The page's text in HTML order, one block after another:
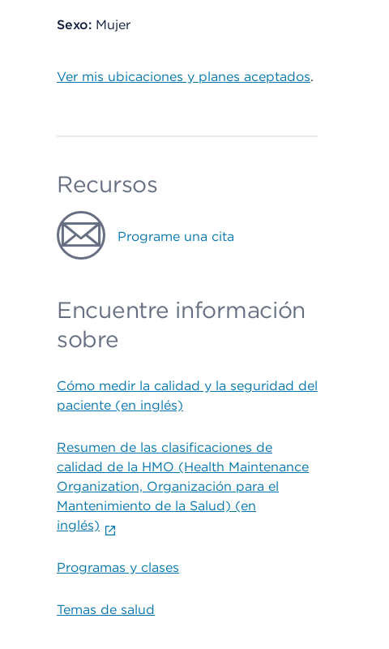
Sexo: Mujer
Ver mis ubicaciones y planes aceptados.
Recursos
Programe una cita
Encuentre información
sobre
Cómo medir la calidad y la seguridad del
paciente (en inglés)
Resumen de las clasificaciones de
calidad de la HMO (Health Maintenance
Organization, Organización para el
Mantenimiento de la Salud) (en
inglés)
Programas y clases
Temas de salud